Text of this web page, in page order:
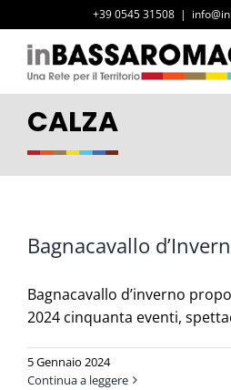
al
contenuto
+39 0545 31508 |
CALZA
Bagnacavallo
Bagnacavallo d’inverno
2024 cinquanta eventi,
5 Gennaio 2024
Continua a leggere